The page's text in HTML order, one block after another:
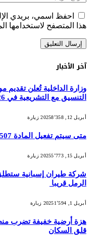
احفظ اسمي، بريدي
هذا المتصفح لاستخدامها
آخر الأخبار
وزارة الداخلية تُعلن تقديم
التنسيق مع التشريعية في 2026
أبريل 12, 2025 8٬358 زيارة
متى سيتم تفعيل المادة 507 من القانون الجنائي؟
أبريل 15, 2025 5٬773 زيارة
شركة طيران إسبانية
الرمل قريبا
أبريل 1, 2025 1٬594 زيارة
هزة أرضية خفيفة تضرب
قلق السكان